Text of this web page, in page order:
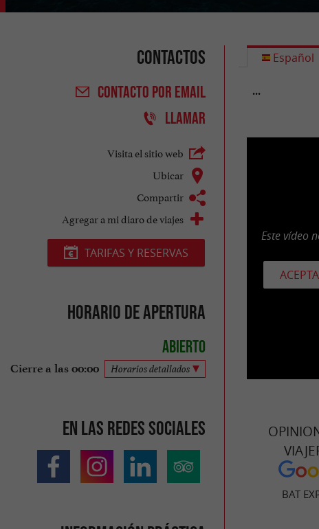
Contactos
CONTACTO POR EMAIL
LLAMAR
Visita el sitio web
Ubicar
Compartir
Agregar a mi diaro de viajes
TARIFAS Y RESERVAS
Horario de apertura
Abierto
Cierre a las 00:00 Horarios detallados
En las redes sociales
Español
...
Este vídeo
BAT